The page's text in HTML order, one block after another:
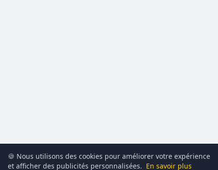
🍪 Nous utilisons des cookies pour améliorer votre expérience
et afficher des publicités personnalisées. En savoir plus